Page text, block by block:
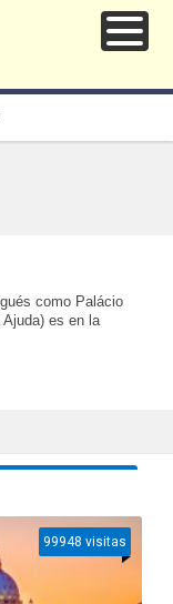
como Palácio
es en la
99948 visitas